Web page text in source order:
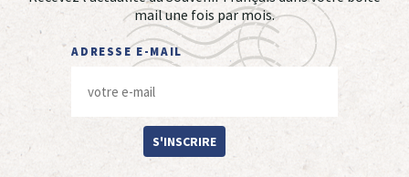
mail une fois par mois.
ADRESSE E-MAIL
S'INSCRIRE